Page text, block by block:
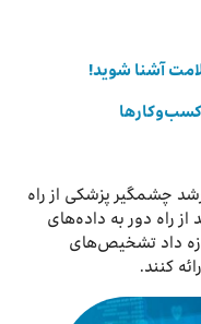
آشنا شوید!
کسب‌وکارها
چشمگیر پزشکی از راه
از راه دور به داده‌های
داد تشخیص‌های
کنند.